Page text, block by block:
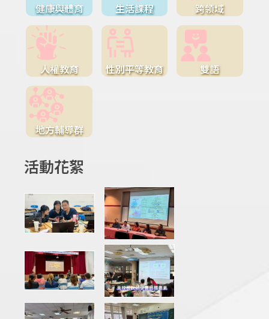
健康與體育 生活課程 跨領域
人權教育 性別平等教育 雙語
地方輔導群
活動花絮